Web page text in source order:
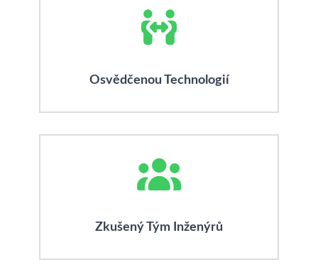
Osvědčenou Technologií
Zkušený Tým Inženýrů